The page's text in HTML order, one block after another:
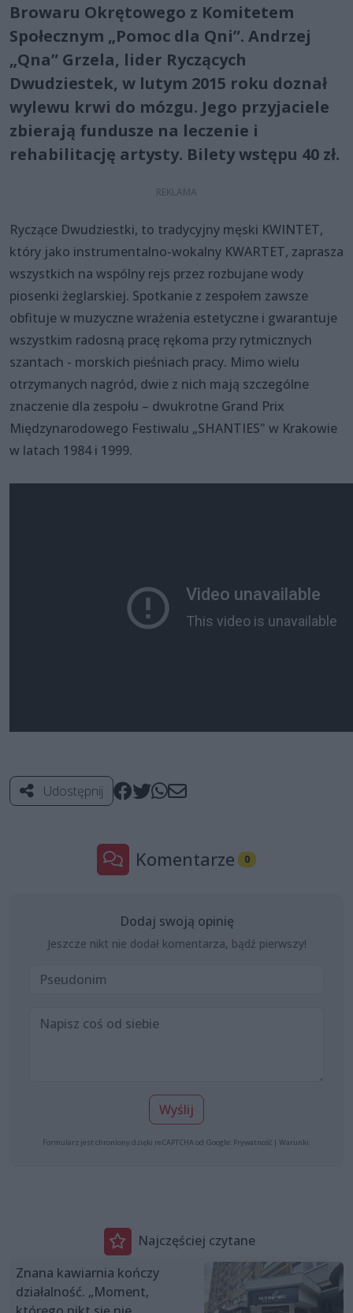
Browaru Okrętowego z Komitetem
Społecznym „Pomoc dla Qni”. Andrzej
„Qna” Grzela, lider Ryczących
Dwudziestek, w lutym 2015 roku doznał
wylewu krwi do mózgu. Jego przyjaciele
zbierają fundusze na leczenie i
rehabilitację artysty. Bilety wstępu 40 zł.
Ryczące Dwudziestki, to tradycyjny męski KWINTET,
który jako instrumentalno-wokalny KWARTET, zaprasza
wszystkich na wspólny rejs przez rozbujane wody
piosenki żeglarskiej. Spotkanie z zespołem zawsze
obfituje w muzyczne wrażenia estetyczne i gwarantuje
wszystkim radosną pracę rękoma przy rytmicznych
szantach - morskich pieśniach pracy. Mimo wielu
otrzymanych nagród, dwie z nich mają szczególne
znaczenie dla zespołu – dwukrotne Grand Prix
Międzynarodowego Festiwalu „SHANTIES" w Krakowie
w latach 1984 i 1999.
Udostępnij
Komentarze 0
Dodaj swoją opinię
Jeszcze nikt nie dodał komentarza, bądź pierwszy!
Wyślij
Formularz jest chroniony dzięki reCAPTCHA od Google: Prywatność | Warunki
Najczęściej czytane
Znana kawiarnia kończy
działalność. „Moment,